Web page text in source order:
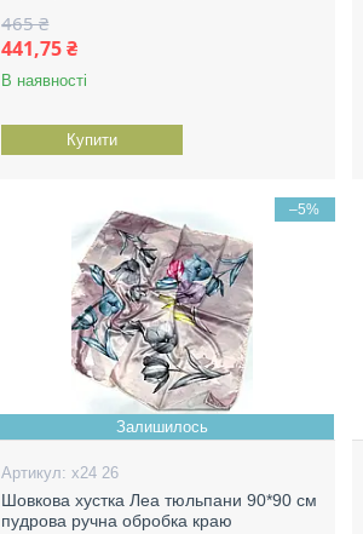
465 ₴
441,75 ₴
В наявності
Купити
–5%
Залишилось
х24 26
Шовкова хустка Леа тюльпани 90*90 см
пудрова ручна обробка краю